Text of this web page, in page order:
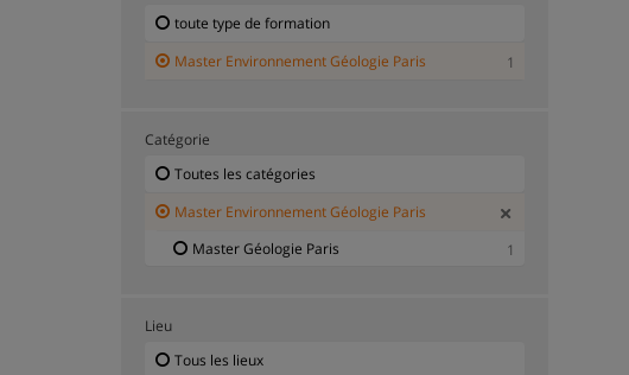
toute type de formation
Master Environnement Géologie Paris
1
Catégorie
Toutes les catégories
Master Environnement Géologie Paris
Master Géologie Paris
1
Lieu
Tous les lieux